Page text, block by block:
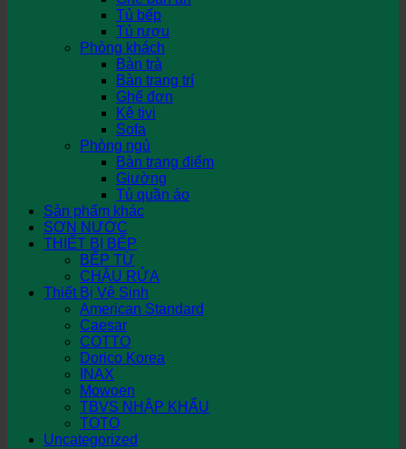
Tủ bếp
Tủ rượu
Phòng khách
Bàn trà
Bàn trang trí
Ghế đơn
Kệ tivi
Sofa
Phòng ngủ
Bàn trang điểm
Giường
Tủ quần áo
Sản phẩm khác
SƠN NƯỚC
THIẾT BỊ BẾP
BẾP TỪ
CHẬU RỬA
Thiết Bị Vệ Sinh
American Standard
Caesar
COTTO
Dorico Korea
INAX
Mowoen
TBVS NHẬP KHẨU
TOTO
Uncategorized